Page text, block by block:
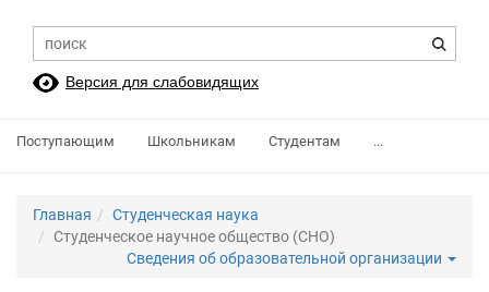
Версия для слабовидящих
Поступающим Школьникам Студентам ...
Главная
Студенческая наука
Студенческое научное общество (СНО)
Сведения об образовательной организации